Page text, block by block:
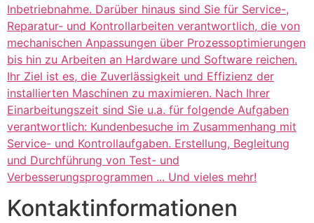
Inbetriebnahme. Darüber hinaus sind Sie für Service-,
Reparatur- und Kontrollarbeiten verantwortlich, die von
mechanischen Anpassungen über Prozessoptimierungen
bis hin zu Arbeiten an Hardware und Software reichen.
Ihr Ziel ist es, die Zuverlässigkeit und Effizienz der
installierten Maschinen zu maximieren. Nach Ihrer
Einarbeitungszeit sind Sie u.a. für folgende Aufgaben
verantwortlich: Kundenbesuche im Zusammenhang mit
Service- und Kontrollaufgaben. Erstellung, Begleitung
und Durchführung von Test- und
Verbesserungsprogrammen ... Und vieles mehr!
Kontaktinformationen